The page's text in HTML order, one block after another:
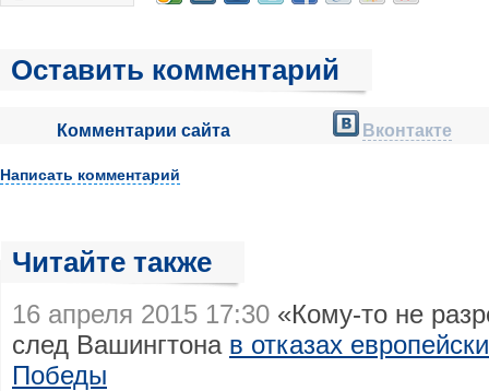
Оставить комментарий
Комментарии сайта Вконтакте
Написать комментарий
Читайте также
16 апреля 2015 17:30 «Кому-то не
след Вашингтона в отказах
Победы